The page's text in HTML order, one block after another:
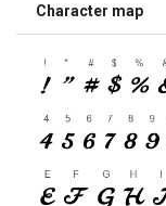
Character map